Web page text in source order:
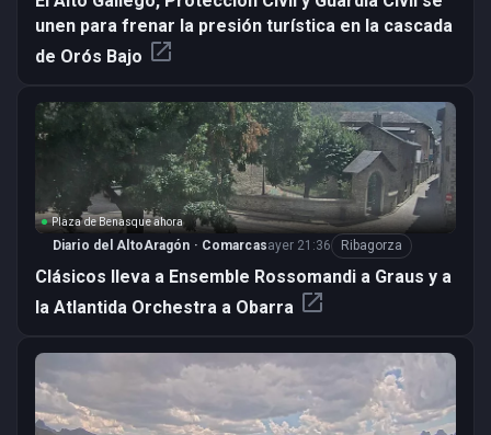
unen para frenar la presión turística en la cascada
de Orós Bajo open_in_new
Plaza de Benasque ahora
Diario del AltoAragón · Comarcasayer 21:36 Ribagorza
Clásicos lleva a Ensemble Rossomandi a Graus y a
la Atlantida Orchestra a Obarra open_in_new